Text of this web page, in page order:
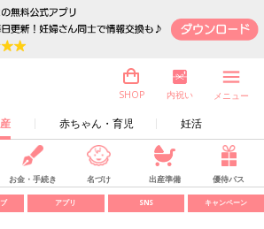
赤ちゃん・育児 妊活
SHOP 内祝い メニュー
お金・手続き 名づけ 出産準備 優待パス
アプリ SNS キャンペーン